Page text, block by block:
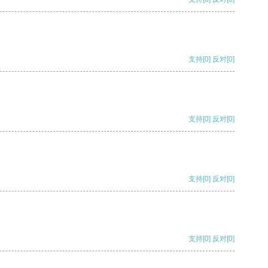
支持[0] 反对[0]
支持[0] 反对[0]
支持[0] 反对[0]
支持[0] 反对[0]